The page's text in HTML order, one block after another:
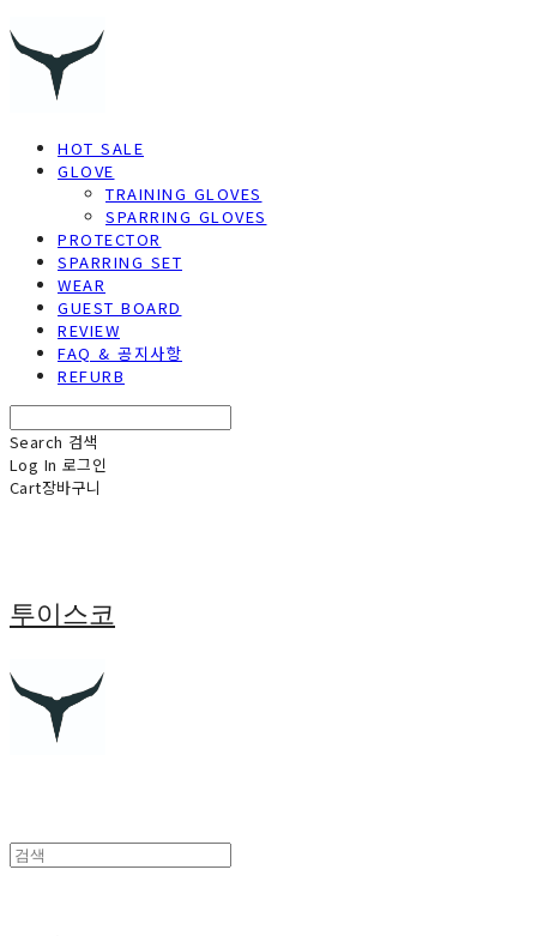
HOT SALE
GLOVE
TRAINING GLOVES
SPARRING GLOVES
PROTECTOR
SPARRING SET
WEAR
GUEST BOARD
REVIEW
FAQ & 공지사항
REFURB
Search 검색
Log In 로그인
Cart장바구니
투이스코